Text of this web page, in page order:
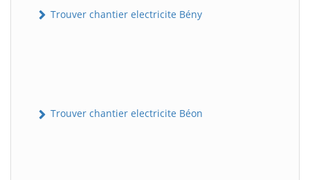
Trouver chantier electricite Bény
Trouver chantier electricite Béon